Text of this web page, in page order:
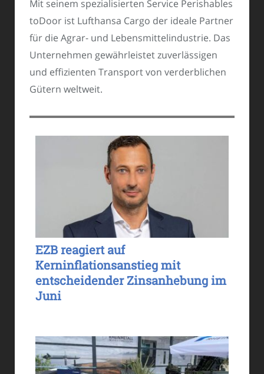
Mit seinem spezialisierten Service Perishables
toDoor ist Lufthansa Cargo der ideale Partner
für die Agrar- und Lebensmittelindustrie. Das
Unternehmen gewährleistet zuverlässigen
und effizienten Transport von verderblichen
Gütern weltweit.
EZB reagiert auf
Kerninflationsanstieg mit
entscheidender Zinsanhebung im
Juni